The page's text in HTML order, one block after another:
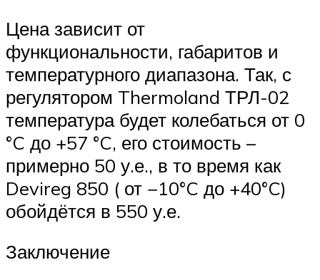
Цена зависит от
функциональности, габаритов и
температурного диапазона. Так, с
регулятором Thermoland ТРЛ-02
температура будет колебаться от 0
°C до +57 °C, его стоимость –
примерно 50 у.е., в то время как
Devireg 850 ( от −10°C до +40°C)
обойдётся в 550 у.е.
Заключение